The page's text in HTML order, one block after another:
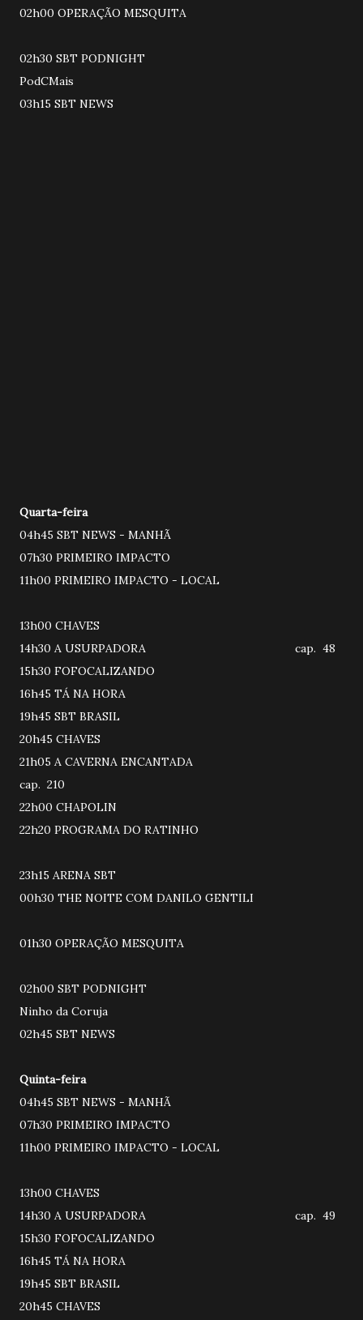
02h00 OPERAÇÃO MESQUITA
02h30 SBT PODNIGHT
PodCMais
03h15 SBT NEWS
Quarta-feira
04h45 SBT NEWS - MANHÃ
07h30 PRIMEIRO IMPACTO
11h00 PRIMEIRO IMPACTO - LOCAL
13h00 CHAVES
14h30 A USURPADORA cap. 48
15h30 FOFOCALIZANDO
16h45 TÁ NA HORA
19h45 SBT BRASIL
20h45 CHAVES
21h05 A CAVERNA ENCANTADA
cap. 210
22h00 CHAPOLIN
22h20 PROGRAMA DO RATINHO
23h15 ARENA SBT
00h30 THE NOITE COM DANILO GENTILI
01h30 OPERAÇÃO MESQUITA
02h00 SBT PODNIGHT
Ninho da Coruja
02h45 SBT NEWS
Quinta-feira
04h45 SBT NEWS - MANHÃ
07h30 PRIMEIRO IMPACTO
11h00 PRIMEIRO IMPACTO - LOCAL
13h00 CHAVES
14h30 A USURPADORA cap. 49
15h30 FOFOCALIZANDO
16h45 TÁ NA HORA
19h45 SBT BRASIL
20h45 CHAVES